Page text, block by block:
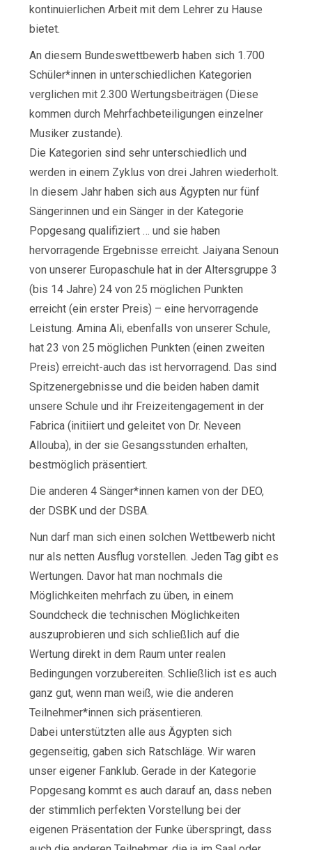
kontinuierlichen Arbeit mit dem Lehrer zu Hause
bietet.
An diesem Bundeswettbewerb haben sich 1.700
Schüler*innen in unterschiedlichen Kategorien
verglichen mit 2.300 Wertungsbeiträgen (Diese
kommen durch Mehrfachbeteiligungen einzelner
Musiker zustande).
Die Kategorien sind sehr unterschiedlich und
werden in einem Zyklus von drei Jahren wiederholt.
In diesem Jahr haben sich aus Ägypten nur fünf
Sängerinnen und ein Sänger in der Kategorie
Popgesang qualifiziert … und sie haben
hervorragende Ergebnisse erreicht. Jaiyana Senoun
von unserer Europaschule hat in der Altersgruppe 3
(bis 14 Jahre) 24 von 25 möglichen Punkten
erreicht (ein erster Preis) – eine hervorragende
Leistung. Amina Ali, ebenfalls von unserer Schule,
hat 23 von 25 möglichen Punkten (einen zweiten
Preis) erreicht-auch das ist hervorragend. Das sind
Spitzenergebnisse und die beiden haben damit
unsere Schule und ihr Freizeitengagement in der
Fabrica (initiiert und geleitet von Dr. Neveen
Allouba), in der sie Gesangsstunden erhalten,
bestmöglich präsentiert.
Die anderen 4 Sänger*innen kamen von der DEO,
der DSBK und der DSBA.
Nun darf man sich einen solchen Wettbewerb nicht
nur als netten Ausflug vorstellen. Jeden Tag gibt es
Wertungen. Davor hat man nochmals die
Möglichkeiten mehrfach zu üben, in einem
Soundcheck die technischen Möglichkeiten
auszuprobieren und sich schließlich auf die
Wertung direkt in dem Raum unter realen
Bedingungen vorzubereiten. Schließlich ist es auch
ganz gut, wenn man weiß, wie die anderen
Teilnehmer*innen sich präsentieren.
Dabei unterstützten alle aus Ägypten sich
gegenseitig, gaben sich Ratschläge. Wir waren
unser eigener Fanklub. Gerade in der Kategorie
Popgesang kommt es auch darauf an, dass neben
der stimmlich perfekten Vorstellung bei der
eigenen Präsentation der Funke überspringt, dass